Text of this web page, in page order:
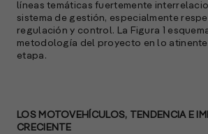
líneas temáticas fuertemente
sistema de gestión, especialmente
regulación y control. La Figura 1
metodología del proyecto en lo atinente
etapa.
LOS MOTOVEHÍCULOS, TENDENCIA E
CRECIENTE